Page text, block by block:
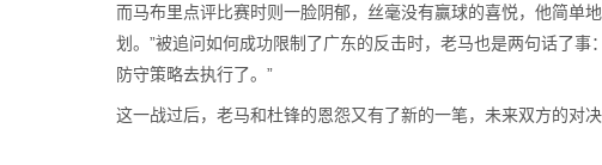
而马布里点评比赛时则一脸阴郁，丝毫没有赢球的喜悦，他简单
划。”被追问如何成功限制了广东的反击时，老马也是两句话了
防守策略去执行了。”
这一战过后，老马和杜锋的恩怨又有了新的一笔，未来双方的对决